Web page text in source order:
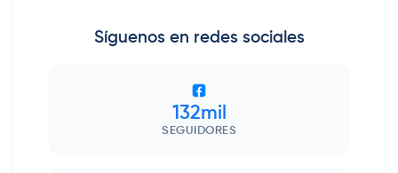
Síguenos en redes sociales
132mil
SEGUIDORES